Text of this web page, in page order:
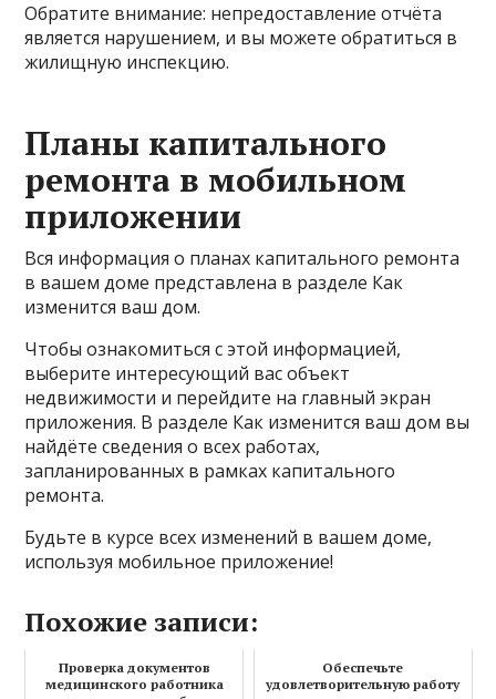
Обратите внимание: непредоставление отчёта
является нарушением, и вы можете обратиться в
жилищную инспекцию.
Планы капитального
ремонта в мобильном
приложении
Вся информация о планах капитального ремонта
в вашем доме представлена в разделе Как
изменится ваш дом.
Чтобы ознакомиться с этой информацией,
выберите интересующий вас объект
недвижимости и перейдите на главный экран
приложения. В разделе Как изменится ваш дом вы
найдёте сведения о всех работах,
запланированных в рамках капитального
ремонта.
Будьте в курсе всех изменений в вашем доме,
используя мобильное приложение!
Похожие записи:
Проверка документов
медицинского работника
Обеспечьте
удовлетворительную работу